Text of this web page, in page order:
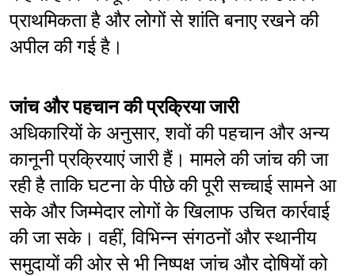
प्राथमिकता है और लोगों से शांति बनाए रखने की
अपील की गई है।
जांच और पहचान की प्रक्रिया जारी
अधिकारियों के अनुसार, शवों की पहचान और अन्य
कानूनी प्रक्रियाएं जारी हैं। मामले की जांच की जा
रही है ताकि घटना के पीछे की पूरी सच्चाई सामने आ
सके और जिम्मेदार लोगों के खिलाफ उचित कार्रवाई
की जा सके। वहीं, विभिन्न संगठनों और स्थानीय
समुदायों की ओर से भी निष्पक्ष जांच और दोषियों को